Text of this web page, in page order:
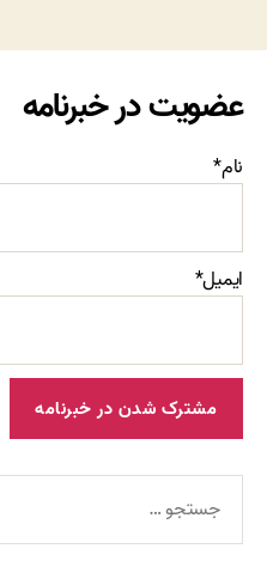
عضویت در خبرنامه
نام*
ایمیل*